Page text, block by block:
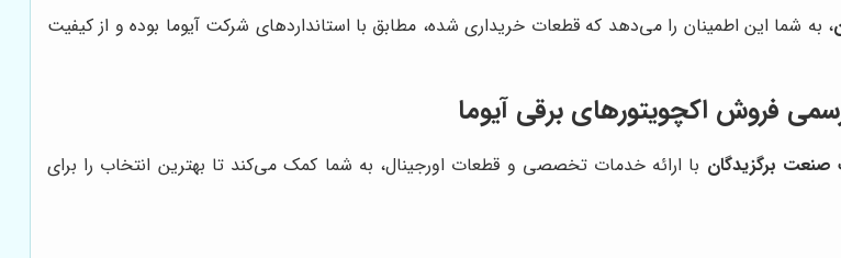
، به شما این اطمینان را می‌دهد که قطعات خریداری شده، مطابق با استانداردهای شرکت آیوما بوده و از کیفیت
فروش اکچویتورهای برقی آیوما
برگزیدگان با ارائه خدمات تخصصی و قطعات اورجینال، به شما کمک می‌کند تا بهترین انتخاب را برای